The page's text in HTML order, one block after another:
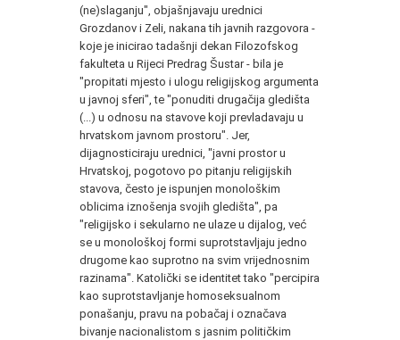
(ne)slaganju", objašnjavaju urednici
Grozdanov i Zeli, nakana tih javnih razgovora -
koje je inicirao tadašnji dekan Filozofskog
fakulteta u Rijeci Predrag Šustar - bila je
"propitati mjesto i ulogu religijskog argumenta
u javnoj sferi", te "ponuditi drugačija gledišta
(...) u odnosu na stavove koji prevladavaju u
hrvatskom javnom prostoru". Jer,
dijagnosticiraju urednici, "javni prostor u
Hrvatskoj, pogotovo po pitanju religijskih
stavova, često je ispunjen monološkim
oblicima iznošenja svojih gledišta", pa
"religijsko i sekularno ne ulaze u dijalog, već
se u monološkoj formi suprotstavljaju jedno
drugome kao suprotno na svim vrijednosnim
razinama". Katolički se identitet tako "percipira
kao suprotstavljanje homoseksualnom
ponašanju, pravu na pobačaj i označava
bivanje nacionalistom s jasnim političkim